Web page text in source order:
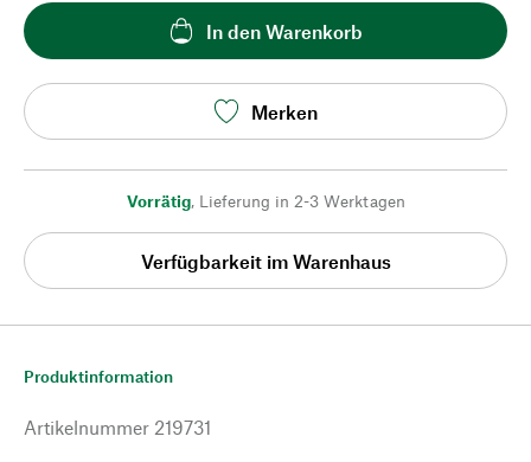
In den Warenkorb
Merken
Vorrätig, Lieferung in 2-3 Werktagen
Verfügbarkeit im Warenhaus
Produktinformation
Artikelnummer 219731